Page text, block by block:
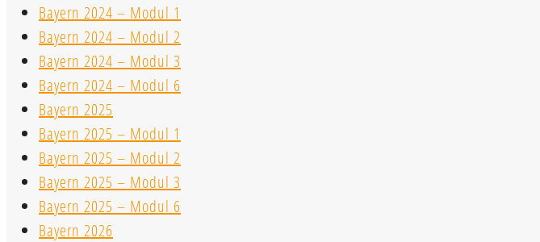
Bayern 2024 – Modul 1
Bayern 2024 – Modul 2
Bayern 2024 – Modul 3
Bayern 2024 – Modul 6
Bayern 2025
Bayern 2025 – Modul 1
Bayern 2025 – Modul 2
Bayern 2025 – Modul 3
Bayern 2025 – Modul 6
Bayern 2026